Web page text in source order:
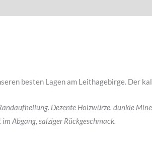
besten Lagen am Leithagebirge. Der
Dezente Holzwürze, dunkle
Abgang, salziger Rückgeschmack.